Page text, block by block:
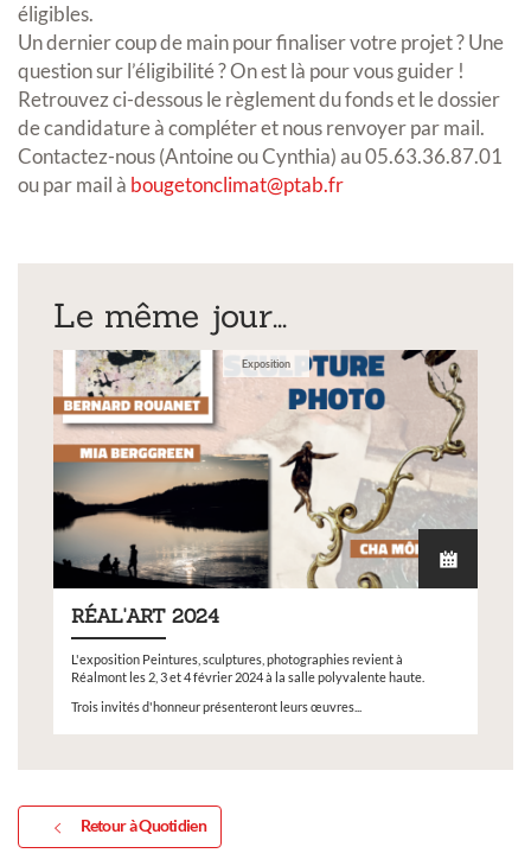
éligibles.
Un dernier coup de main pour finaliser votre projet ? Une
question sur l’éligibilité ? On est là pour vous guider !
Retrouvez ci-dessous le règlement du fonds et le dossier
de candidature à compléter et nous renvoyer par mail.
Contactez-nous (Antoine ou Cynthia) au 05.63.36.87.01
ou par mail à bougetonclimat@ptab.fr
Le même jour...
Exposition
RÉAL'ART 2024
L'exposition Peintures, sculptures, photographies revient à
Réalmont les 2, 3 et 4 février 2024 à la salle polyvalente haute.
Trois invités d'honneur présenteront leurs œuvres...
Retour à Quotidien